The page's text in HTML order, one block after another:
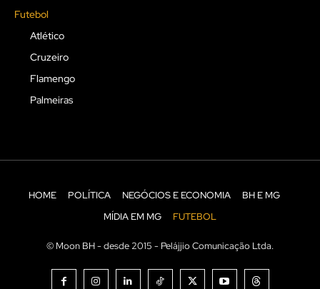
Futebol
Atlético
Cruzeiro
Flamengo
Palmeiras
HOME POLÍTICA NEGÓCIOS E ECONOMIA
BH E MG
MÍDIA EM MG
FUTEBOL
© Moon BH - desde 2015 - Pelájjio Comunicação Ltda.